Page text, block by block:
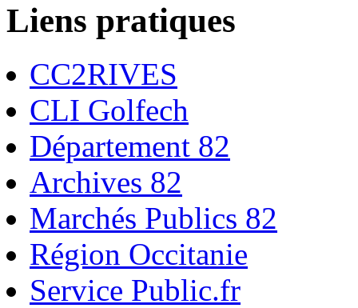
Liens pratiques
CC2RIVES
CLI Golfech
Département 82
Archives 82
Marchés Publics 82
Région Occitanie
Service Public.fr